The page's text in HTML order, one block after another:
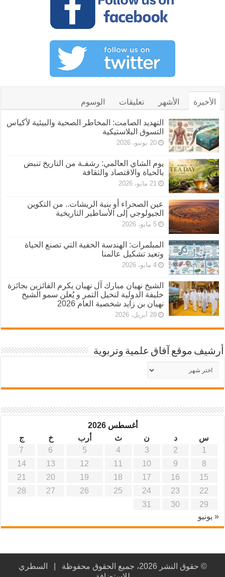
الأخيرة الأشهر تعليقات الوسوم
التهديد الصامت: المخاطر الصحية والبيئية لأكياس
التسوق البلاستيكية
20 يونيو، 2026
يوم الشاي العالمي: رشفـة من التاريخ تنبض
بالحياة والاقتصاد والثقافة
21 مايو، 2026
عين الصحراء أو بنية الريشات.. من التكوين
الجيولوجي إلى الأساطير التاريخية
5 مايو، 2026
المبلمرات: الهندسة الخفية التي تصنع الحياة
وتعيد تشكيل عالمنا
4 مايو، 2026
الشيخ نهيان مبارك آل نهيان يكرم الفائزين بجائزة
خليفة الدولية لنخيل التمر و يُعلن سمو الشيخ
نهيان بن زايد شخصية العام 2026
28 أبريل، 2026
أرشيف موقع آفاق علمية وتربوية
أرشيف
موقع
آفاق
أغسطس 2026
س
د ن ث أرب خ
ج
1
2
3
4
5
6
7
8
9
10
11
12
13
14
15
16
17
18
19
20
21
22
23
24
25
26
27
28
29
30
31
« يونيو
© حقوق النشر 2026، جميع الحقوق محفوظة |
السطري